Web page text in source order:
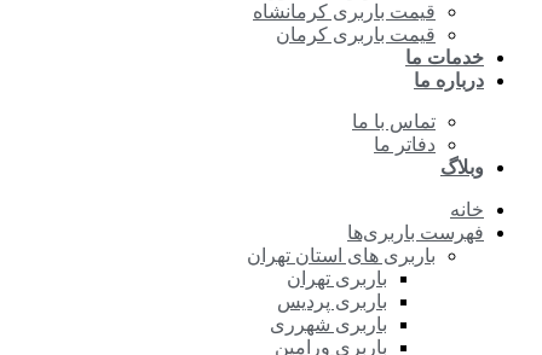
قیمت باربری کرمانشاه
قیمت باربری کرمان
خدمات ما
درباره ما
تماس با ما
دفاتر ما
وبلاگ
خانه
فهرست باربری‌ها
باربری های استان تهران
باربری تهران
باربری پردیس
باربری شهرری
باربری ورامین